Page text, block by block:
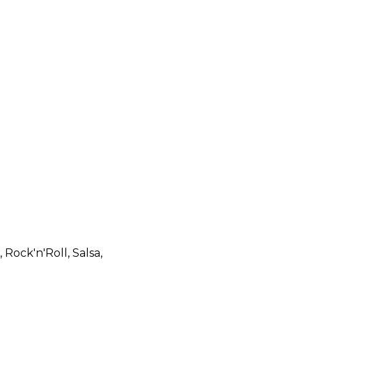
, Rock'n'Roll , Salsa,